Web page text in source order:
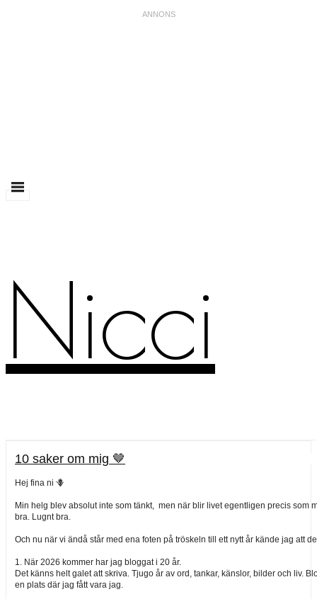
Nicci
10 saker om mig 🤎
Hej fina ni 🪻
Min helg blev absolut inte som tänkt, men när blir livet egentligen precis som
bra. Lugnt bra.
Och nu när vi ändå står med ena foten på tröskeln till ett nytt år kände jag att
1. När 2026 kommer har jag bloggat i 20 år.
Det känns helt galet att skriva. Tjugo år av ord, tankar, känslor, bilder och liv.
en plats där jag fått vara jag.